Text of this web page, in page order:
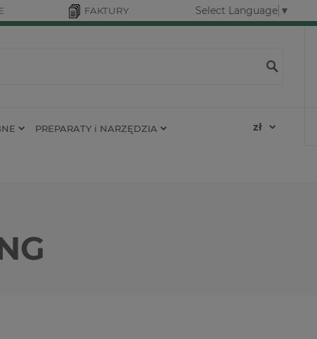
FAKTURY Select Language ▼
PREPARATY i NARZĘDZIA